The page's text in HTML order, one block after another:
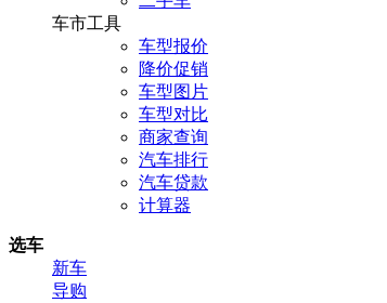
车市工具
车型报价
降价促销
车型图片
车型对比
商家查询
汽车排行
汽车贷款
计算器
选车
新车
导购